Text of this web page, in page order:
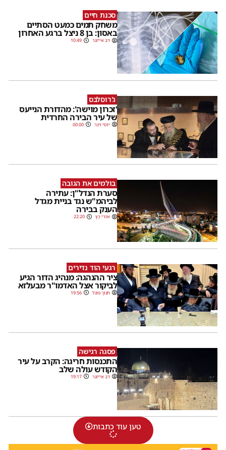
סכנת חיים
משחק תמים כמעט הסתיים
באסון: בן 8 ניצל ברגע האחרון
דב אייזנר 10:49
ג'רוסלבס
'זכרון מוישה': מהדורת הנייעס
של עיר הבירה החרדית
יוסי וינר 00:00
בולמים את הגובה
סערת הנדל"ן: עתירה
לביהמ"ש נגד בניית מגדל
הענק בבירה
אורי כץ 22:20
רגעי הוד נדירים
ציר ההנהגה: מנהיג הדור הגיע
לביקור אצל האדמו"ר מבעלזא
חנוך פוגל 19:56
פסגה רגישה
התכנסות חריגה: הקרב על עיר
הקודש עולה שלב
דב אייזנר 19:17
טען עוד כתבות